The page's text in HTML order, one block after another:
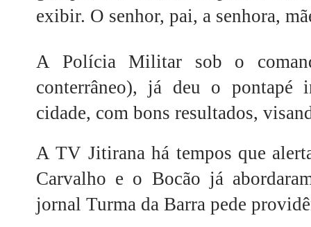
exibir. O senhor, pai, a senhora,
A Polícia Militar sob o
conterrâneo), já deu o
cidade, com bons resultados,
A TV Jitirana há tempos que
Carvalho e o Bocão já
jornal Turma da Barra pede